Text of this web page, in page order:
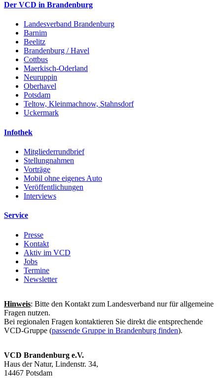
Der VCD in Brandenburg
Landesverband Brandenburg
Barnim
Beelitz
Brandenburg / Havel
Cottbus
Maerkisch-Oderland
Neuruppin
Oberhavel
Potsdam
Teltow, Kleinmachnow, Stahnsdorf
Uckermark
Infothek
Mitgliederrundbrief
Stellungnahmen
Vorträge
Mobil ohne eigenes Auto
Veröffentlichungen
Interviews
Service
Presse
Kontakt
Aktiv im VCD
Jobs
Termine
Newsletter
Hinweis: Bitte den Kontakt zum Landesverband nur für allgemeine
Fragen nutzen.
Bei regionalen Fragen kontaktieren Sie direkt die entsprechende
VCD-Gruppe (passende Gruppe in Brandenburg finden).
VCD Brandenburg e.V.
Haus der Natur, Lindenstr. 34,
14467 Potsdam